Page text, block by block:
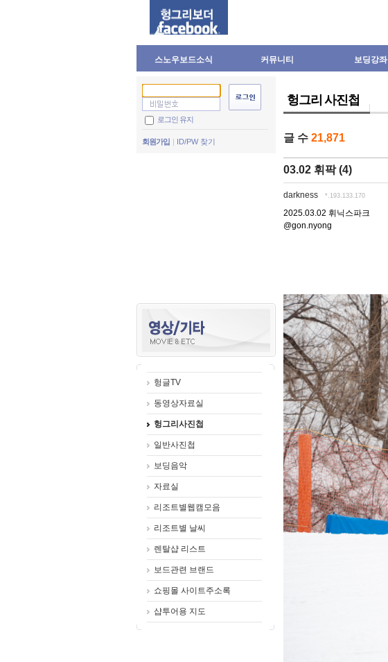
스노우보드소식 커뮤니티 보딩강좌
로그인 유지
회원가입 ID/PW 찾기
헝글TV
동영상자료실
헝그리사진첩
일반사진첩
보딩음악
자료실
리조트별웹캠모음
리조트별 날씨
렌탈샵 리스트
보드관련 브랜드
쇼핑몰 사이트주소록
샵투어용 지도
헝그리 사진첩
글 수 21,871
03.02 휘팍 (4)
darkness *.193.133.170
2025.03.02 휘닉스파크
@gon.nyong